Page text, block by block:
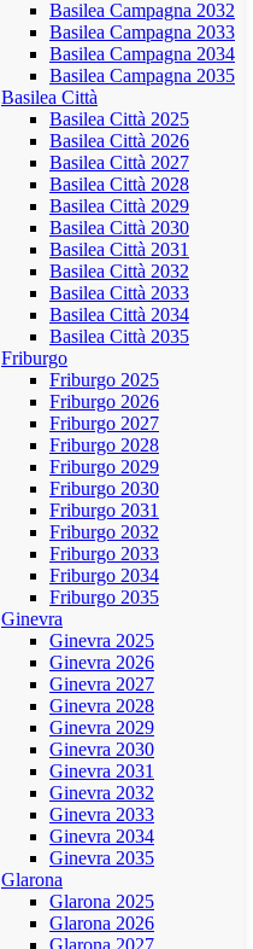
Basilea Campagna 2032
Basilea Campagna 2033
Basilea Campagna 2034
Basilea Campagna 2035
Basilea Città
Basilea Città 2025
Basilea Città 2026
Basilea Città 2027
Basilea Città 2028
Basilea Città 2029
Basilea Città 2030
Basilea Città 2031
Basilea Città 2032
Basilea Città 2033
Basilea Città 2034
Basilea Città 2035
Friburgo
Friburgo 2025
Friburgo 2026
Friburgo 2027
Friburgo 2028
Friburgo 2029
Friburgo 2030
Friburgo 2031
Friburgo 2032
Friburgo 2033
Friburgo 2034
Friburgo 2035
Ginevra
Ginevra 2025
Ginevra 2026
Ginevra 2027
Ginevra 2028
Ginevra 2029
Ginevra 2030
Ginevra 2031
Ginevra 2032
Ginevra 2033
Ginevra 2034
Ginevra 2035
Glarona
Glarona 2025
Glarona 2026
Glarona 2027